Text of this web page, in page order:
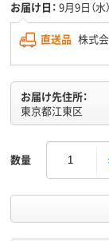
お届け日： 9月9日（水
直送品 株式
お届け先住所：
東京都江東区
数量